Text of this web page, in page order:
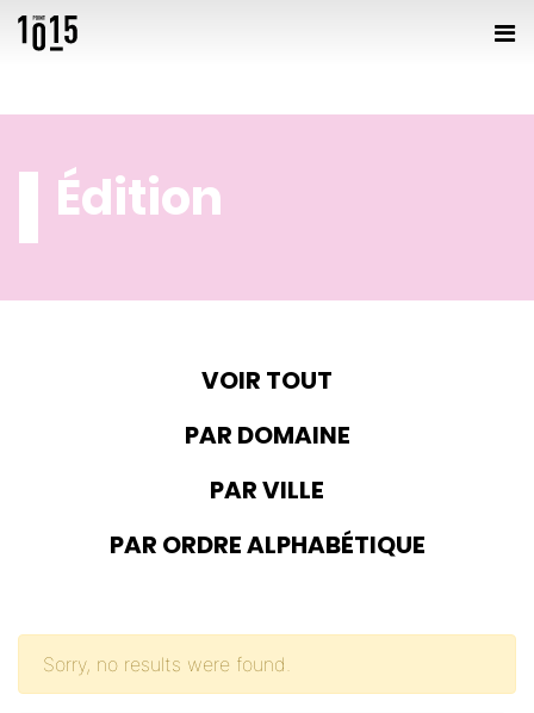
Édition
VOIR TOUT
PAR DOMAINE
PAR VILLE
PAR ORDRE ALPHABÉTIQUE
Sorry, no results were found.